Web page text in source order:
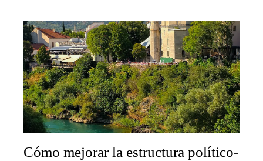
Cómo mejorar la estructura político-